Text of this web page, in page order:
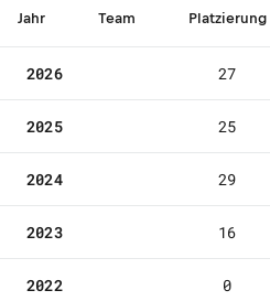
Jahr Team Platzierung
2026 27
2025 25
2024 29
2023 16
2022 0